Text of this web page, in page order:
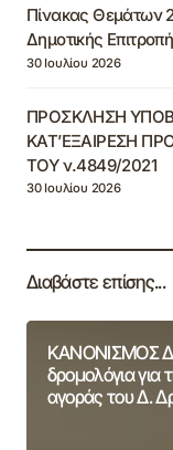
Πίνακας Θεμάτων
Δημοτικής
30 Ιουλίου 2026
ΠΡΟΣΚΛΗΣΗ
ΚΑΤ’ΕΞΑΙΡΕΣΗ
ΤΟΥ ν.4849/
30 Ιουλίου 2026
Διαβάστε επίσης...
ΚΑΝΟΝΙΣΜΟΣ
δρομολόγια για
αγοράς του Δ.